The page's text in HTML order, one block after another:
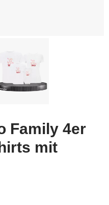
Family 4er
mit